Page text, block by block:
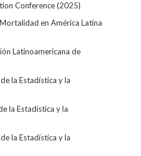
Conference(2025)
en América Latina
Latinoamericana de
la Estadística y la
la Estadística y la
la Estadística y la